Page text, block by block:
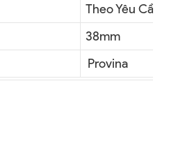
Theo Yêu Cầu
38mm
Provina